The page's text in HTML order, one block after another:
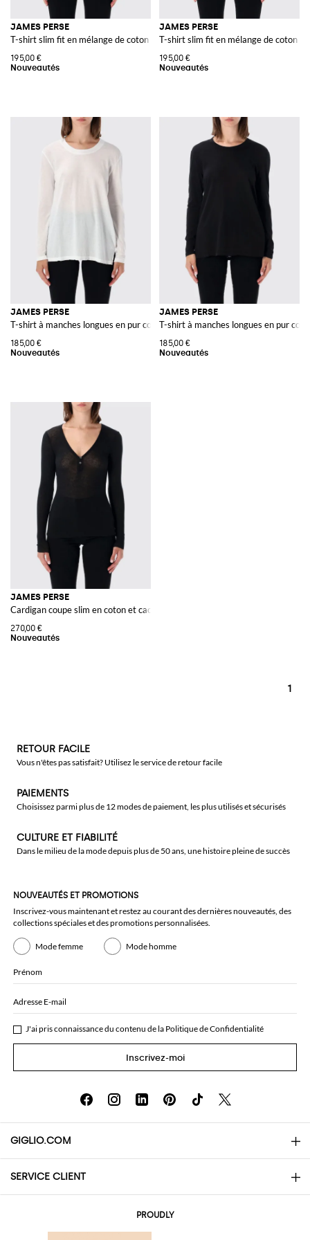
JAMES PERSE
T-shirt slim fit en mélange de coton et cachemire à col rond
195,00 €
JAMES PERSE
T-shirt slim fit en mélange de coton
195,00 €
JAMES PERSE
T-shirt à manches longues en pur coton avec col rond
185,00 €
JAMES PERSE
T-shirt à manches longues en pur
185,00 €
JAMES PERSE
Cardigan coupe slim en coton et cachemire à col V
270,00 €
1
RETOUR FACILE
Vous n'êtes pas satisfait? Utilisez le service de retour facile
PAIEMENTS
Choisissez parmi plus de 12 modes de paiement, les plus utilisés et sécurisés
CULTURE ET FIABILITÉ
Dans le milieu de la mode depuis plus de 50 ans, une histoire pleine de succès
NOUVEAUTÉS ET PROMOTIONS
Inscrivez-vous maintenant et restez au courant des dernières nouveautés, des
collections spéciales et des promotions personnalisées.
Mode femme Mode homme
Prénom
Adresse E-mail
J'ai pris connaissance du contenu de la Politique de Confidentialité
Inscrivez-moi
GIGLIO.COM
About
SERVICE CLIENT
PROUDLY